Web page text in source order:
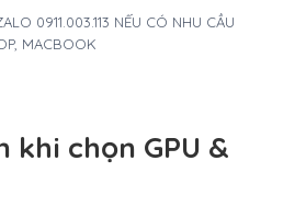
0911.003.113 NẾU CÓ NHU CẦU
MACBOOK
khi chọn GPU &